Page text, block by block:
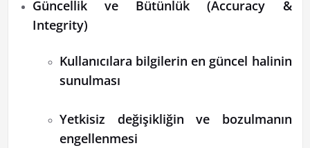
Güncellik ve Bütünlük (Accuracy &
Integrity)
Kullanıcılara bilgilerin en güncel halinin
sunulması
Yetkisiz değişikliğin ve bozulmanın
engellenmesi